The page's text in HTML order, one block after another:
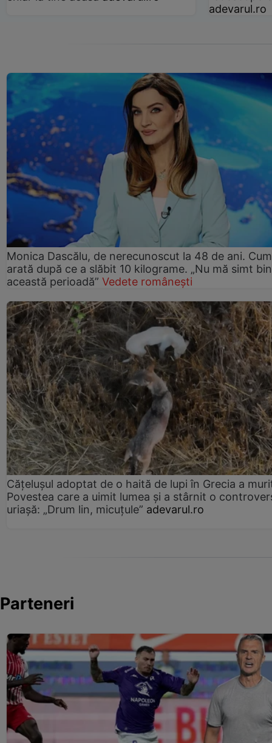
adevarul.ro
Monica Dascălu, de nerecunoscut la 48 de ani. Cum
arată după ce a slăbit 10 kilograme. „Nu mă simt
această perioadă” Vedete românești
Cățelușul adoptat de o haită de lupi în Grecia a
Povestea care a uimit lumea și a stârnit o
uriașă: „Drum lin, micuțule” adevarul.ro
Parteneri